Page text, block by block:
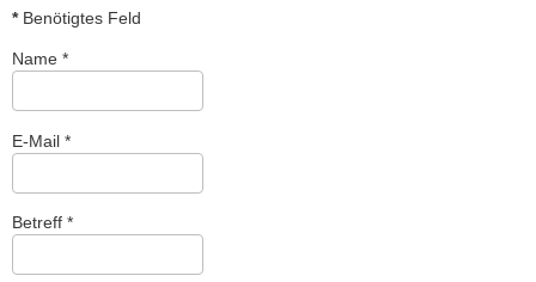
*Benötigtes Feld
Name *
E-Mail *
Betreff *